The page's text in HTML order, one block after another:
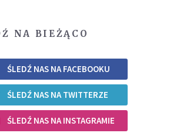
NA BIEŻĄCO
ŚLEDŹ NAS NA FACEBOOKU
ŚLEDŹ NAS NA TWITTERZE
ŚLEDŹ NAS NA INSTAGRAMIE